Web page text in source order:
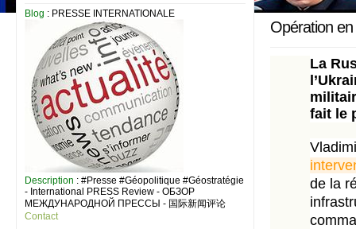
Blog : PRESSE INTERNATIONALE
Description : #Presse #Géopolitique #Géostratégie
- International PRESS Review - ОБЗОР
МЕЖДУНАРОДНОЙ ПРЕССЫ - 国际新闻评论
Contact
24 février 2022
Opération
La
fait le
de la